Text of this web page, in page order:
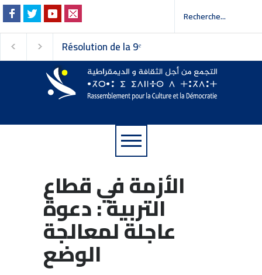
Résolution de la 9ᵉ
session du Conseil
national du
Rassemblement pour la
Culture et la Démocratie
إلى وسائل الإعلام
الأزمة في قطاع
التربية : دعوة
عاجلة لمعالجة
الوضع